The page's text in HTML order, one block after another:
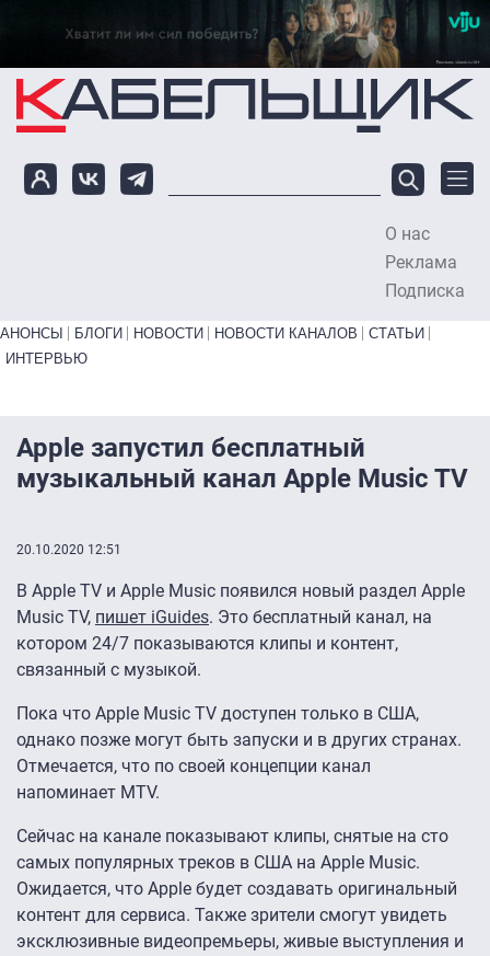
Перейти к основному содержанию
О нас
Реклама
Подписка
Primary links bottom
АНОНСЫ БЛОГИ НОВОСТИ НОВОСТИ КАНАЛОВ
СТАТЬИ
ИНТЕРВЬЮ
Apple запустил бесплатный
музыкальный канал Apple Music TV
20.10.2020 12:51
В Apple TV и Apple Music появился новый раздел Apple
Music TV, пишет iGuides. Это бесплатный канал, на
котором 24/7 показываются клипы и контент,
связанный с музыкой.
Пока что Apple Music TV доступен только в США,
однако позже могут быть запуски и в других странах.
Отмечается, что по своей концепции канал
напоминает MTV.
Сейчас на канале показывают клипы, снятые на сто
самых популярных треков в США на Apple Music.
Ожидается, что Apple будет создавать оригинальный
контент для сервиса. Также зрители смогут увидеть
эксклюзивные видеопремьеры, живые выступления и